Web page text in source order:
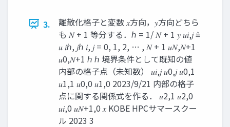
3.
離散化格子と変数 𝑥方向，𝑦方向どちら
も 𝑁 + 1 等分する．ℎ = 1/ 𝑁 + 1 𝑦 𝑢𝑖,𝑗 ≜
𝑢 𝑖ℎ, 𝑗ℎ 𝑖, 𝑗 = 0, 1, 2, … , 𝑁 + 1 𝑢𝑁,𝑁+1
𝑢0,𝑁+1 ℎ ℎ 境界条件として既知の値
内部の格子点（未知数） 𝑢𝑖,𝑗 𝑢0,𝑗 𝑢0,1
𝑢1,1 𝑢0,0 𝑢1,0 2023/9/21 内部の格子
点に関する関係式を作る． 𝑢2,1 𝑢2,0
𝑢𝑖,0 𝑢𝑁+1,0 𝑥 KOBE HPCサマースクー
ル 2023 3